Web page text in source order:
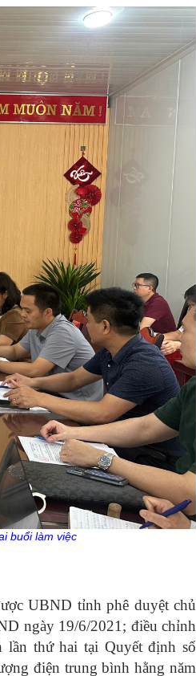
buổi làm việc
UBND tỉnh phê duyệt chủ
ngày 19/6/2021; điều chỉnh
lần thứ hai tại Quyết định số
điện trung bình hằng năm